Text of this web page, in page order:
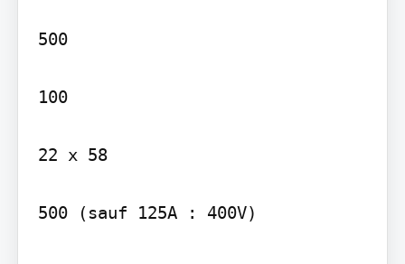
500
100
22 x 58
500 (sauf 125A : 400V)